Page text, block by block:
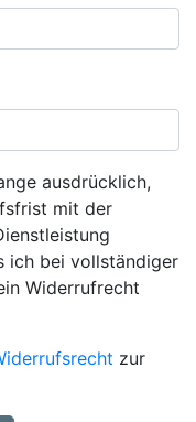
ausdrücklich,
mit der
ich bei vollständiger
Widerrufrecht
zur